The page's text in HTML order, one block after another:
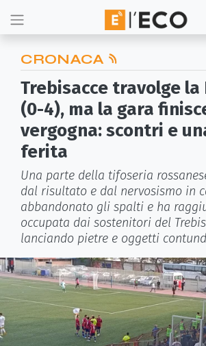
CRONACA
Trebisacce travolge la
(0-4), ma la gara
vergogna: scontri e
ferita
Una parte della tifoseria
dal risultato e dal nervosismo in
abbandonato gli spalti e ha
occupata dai sostenitori del
lanciando pietre e oggetti